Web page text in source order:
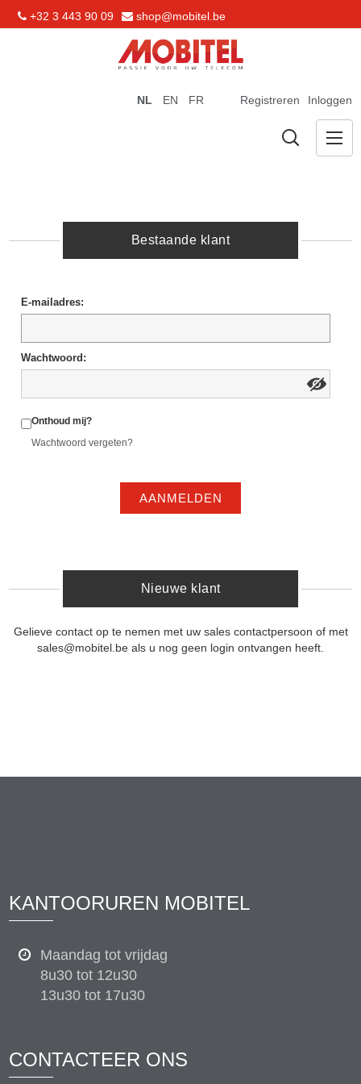
+32 3 443 90 09 shop@mobitel.be
Registreren Inloggen
NL EN FR
Bestaande klant
E-mailadres:
Wachtwoord:
Onthoud mij?
Wachtwoord vergeten?
AANMELDEN
Nieuwe klant
Gelieve contact op te nemen met uw sales contactpersoon of met
sales@mobitel.be als u nog geen login ontvangen heeft.
KANTOORUREN MOBITEL
Maandag tot vrijdag
8u30 tot 12u30
13u30 tot 17u30
CONTACTEER ONS